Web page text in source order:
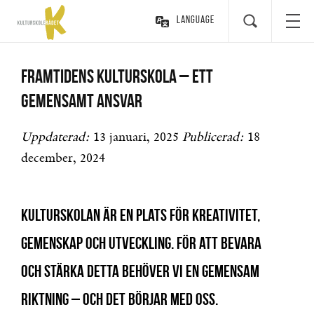
Language
Framtidens kulturskola – ett
gemensamt ansvar
Uppdaterad: 13 januari, 2025 Publicerad: 18
december, 2024
Kulturskolan är en plats för kreativitet,
gemenskap och utveckling. För att bevara
och stärka detta behöver vi en gemensam
riktning – och det börjar med oss.